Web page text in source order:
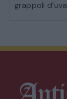
grappoli